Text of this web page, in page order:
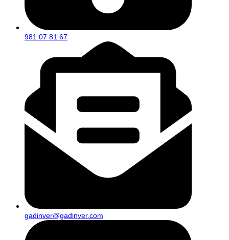
981 07 81 67
gadinver@gadinver.com